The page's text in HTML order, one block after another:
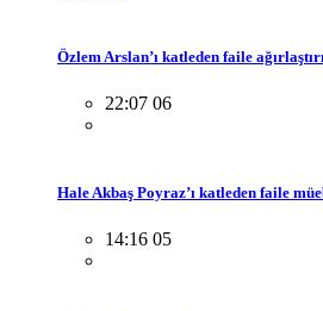
Özlem Arslan’ı katleden faile
22:07 06
Hale Akbaş Poyraz’ı katleden faile
14:16 05